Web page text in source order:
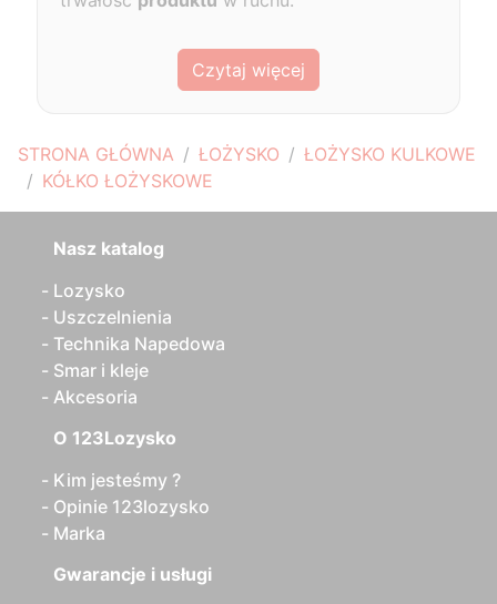
STRONA GŁÓWNA ŁOŻYSKO
ŁOŻYSKO KULKOWE
KÓŁKO ŁOŻYSKOWE
Czytaj więcej
Nasz katalog
Lozysko
Uszczelnienia
Technika Napedowa
Smar i kleje
Akcesoria
O 123Lozysko
Kim jesteśmy ?
Opinie 123lozysko
Marka
Gwarancje i usługi